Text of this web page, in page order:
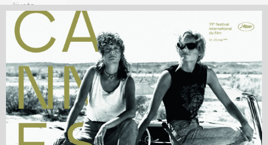
Intervju: Andrey Zvyagintsev
JULY 15, 2026
Prijatelji portala Kontakt
Impressum